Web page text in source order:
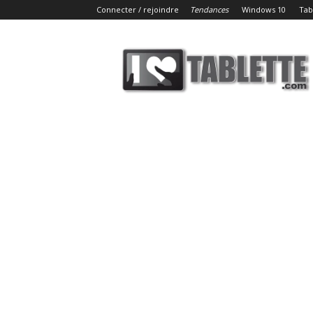
Connecter / rejoindre Tendances Windows 10